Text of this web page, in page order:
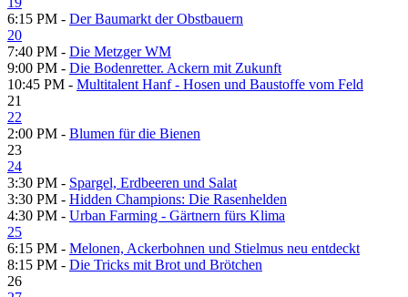
6:15 PM - Der Baumarkt der Obstbauern
20
7:40 PM - Die Metzger WM
9:00 PM - Die Bodenretter. Ackern mit Zukunft
10:45 PM - Multitalent Hanf - Hosen und Baustoffe vom Feld
21
22
2:00 PM - Blumen für die Bienen
23
24
3:30 PM - Spargel, Erdbeeren und Salat
3:30 PM - Hidden Champions: Die Rasenhelden
4:30 PM - Urban Farming - Gärtnern fürs Klima
25
6:15 PM - Melonen, Ackerbohnen und Stielmus neu entdeckt
8:15 PM - Die Tricks mit Brot und Brötchen
26